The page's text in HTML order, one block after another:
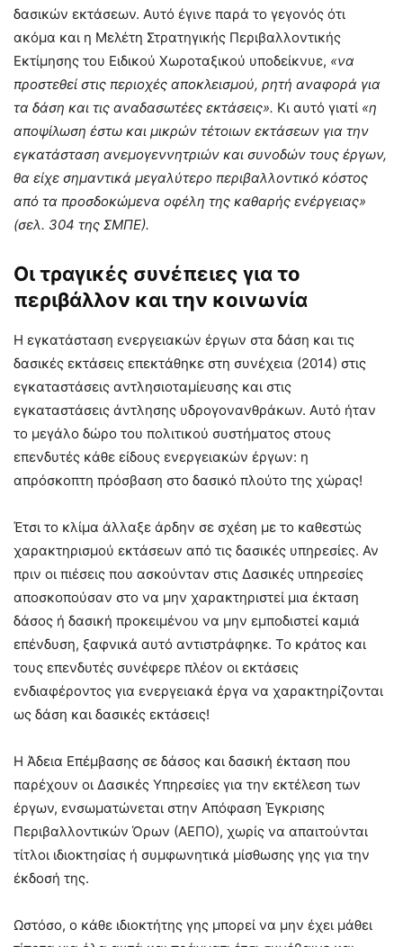
δασικών εκτάσεων. Αυτό έγινε παρά το γεγονός ότι
ακόμα και η Μελέτη Στρατηγικής Περιβαλλοντικής
Εκτίμησης του Ειδικού Χωροταξικού υποδείκνυε, «να
προστεθεί στις περιοχές αποκλεισμού, ρητή αναφορά για
τα δάση και τις αναδασωτέες εκτάσεις». Κι αυτό γιατί «η
αποψίλωση έστω και μικρών τέτοιων εκτάσεων για την
εγκατάσταση ανεμογεννητριών και συνοδών τους έργων,
θα είχε σημαντικά μεγαλύτερο περιβαλλοντικό κόστος
από τα προσδοκώμενα οφέλη της καθαρής ενέργειας»
(σελ. 304 της ΣΜΠΕ).
Οι τραγικές συνέπειες για το
περιβάλλον και την κοινωνία
Η εγκατάσταση ενεργειακών έργων στα δάση και τις
δασικές εκτάσεις επεκτάθηκε στη συνέχεια (2014) στις
εγκαταστάσεις αντλησιοταμίευσης και στις
εγκαταστάσεις άντλησης υδρογονανθράκων. Αυτό ήταν
το μεγάλο δώρο του πολιτικού συστήματος στους
επενδυτές κάθε είδους ενεργειακών έργων: η
απρόσκοπτη πρόσβαση στο δασικό πλούτο της χώρας!
Έτσι το κλίμα άλλαξε άρδην σε σχέση με το καθεστώς
χαρακτηρισμού εκτάσεων από τις δασικές υπηρεσίες. Αν
πριν οι πιέσεις που ασκούνταν στις Δασικές υπηρεσίες
αποσκοπούσαν στο να μην χαρακτηριστεί μια έκταση
δάσος ή δασική προκειμένου να μην εμποδιστεί καμιά
επένδυση, ξαφνικά αυτό αντιστράφηκε. Το κράτος και
τους επενδυτές συνέφερε πλέον οι εκτάσεις
ενδιαφέροντος για ενεργειακά έργα να χαρακτηρίζονται
ως δάση και δασικές εκτάσεις!
Η Άδεια Επέμβασης σε δάσος και δασική έκταση που
παρέχουν οι Δασικές Υπηρεσίες για την εκτέλεση των
έργων, ενσωματώνεται στην Απόφαση Έγκρισης
Περιβαλλοντικών Όρων (ΑΕΠΟ), χωρίς να απαιτούνται
τίτλοι ιδιοκτησίας ή συμφωνητικά μίσθωσης γης για την
έκδοσή της.
Ωστόσο, ο κάθε ιδιοκτήτης γης μπορεί να μην έχει μάθει